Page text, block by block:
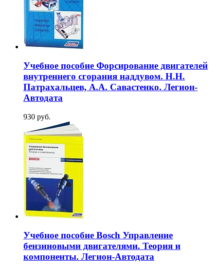
Учебное пособие Форсирование двигателей
внутреннего сгорания наддувом. Н.Н.
Патрахальцев, А.А. Савастенко. Легион-
Aвтодата
930 руб.
Учебное пособие Bosch Управление
бензиновыми двигателями. Теория и
компоненты. Легион-Aвтодата